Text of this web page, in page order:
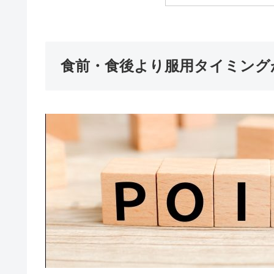
食前・食後より服用タイミング